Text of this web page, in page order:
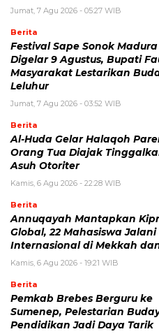
Jumat, 7 Agu 2026 - 05:27 WIB
Berita
Festival Sape Sonok Madura
Digelar 9 Agustus, Bupati
Masyarakat Lestarikan
Leluhur
Jumat, 7 Agu 2026 - 03:52 WIB
Berita
Al-Huda Gelar Halaqoh
Orang Tua Diajak
Asuh Otoriter
Kamis, 6 Agu 2026 - 22:28 WIB
Berita
Annuqayah Mantapkan
Global, 22 Mahasiswa Jalani
Internasional di Mekkah
Kamis, 6 Agu 2026 - 19:21 WIB
Berita
Pemkab Brebes Berguru ke
Sumenep, Pelestarian
Pendidikan Jadi Daya Tarik